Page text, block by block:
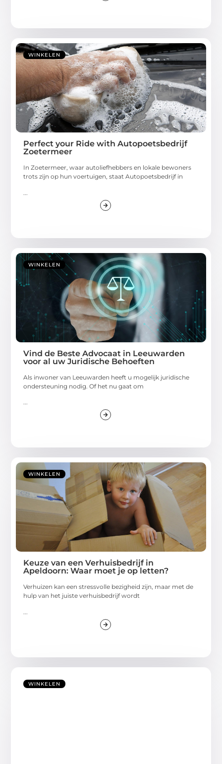
WINKELEN
Perfect your Ride with Autopoetsbedrijf
Zoetermeer
In Zoetermeer, waar autoliefhebbers en lokale bewoners
trots zijn op hun voertuigen, staat Autopoetsbedrijf in
WINKELEN
Vind de Beste Advocaat in Leeuwarden
voor al uw Juridische Behoeften
Als inwoner van Leeuwarden heeft u mogelijk juridische
ondersteuning nodig. Of het nu gaat om
...
WINKELEN
Keuze van een Verhuisbedrijf in
Apeldoorn: Waar moet je op letten?
Verhuizen kan een stressvolle bezigheid zijn, maar met de
hulp van het juiste verhuisbedrijf wordt
WINKELEN